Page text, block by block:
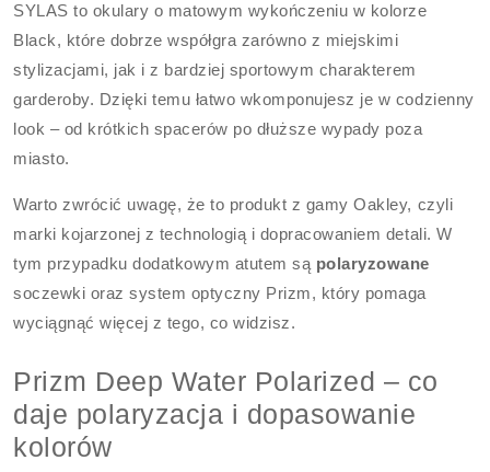
SYLAS to okulary o matowym wykończeniu w kolorze
Black, które dobrze współgra zarówno z miejskimi
stylizacjami, jak i z bardziej sportowym charakterem
garderoby. Dzięki temu łatwo wkomponujesz je w codzienny
look – od krótkich spacerów po dłuższe wypady poza
miasto.
Warto zwrócić uwagę, że to produkt z gamy Oakley, czyli
marki kojarzonej z technologią i dopracowaniem detali. W
tym przypadku dodatkowym atutem są polaryzowane
soczewki oraz system optyczny Prizm, który pomaga
wyciągnąć więcej z tego, co widzisz.
Prizm Deep Water Polarized – co
daje polaryzacja i dopasowanie
kolorów